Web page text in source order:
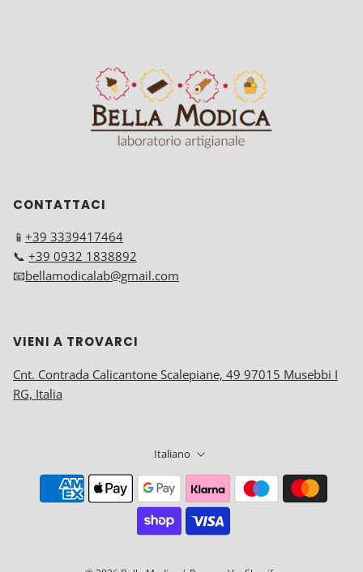
CONTATTACI
📱 +39 3339417464
📞 +39 0932 1838892
📧bellamodicalab@gmail.com
VIENI A TROVARCI
Cnt. Contrada Calicantone Scalepiane, 49 97015 Musebbi I
RG, Italia
Italiano